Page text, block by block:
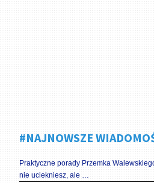
#NAJNOWSZE
Praktyczne porady Przemka
nie uciekniesz, ale …